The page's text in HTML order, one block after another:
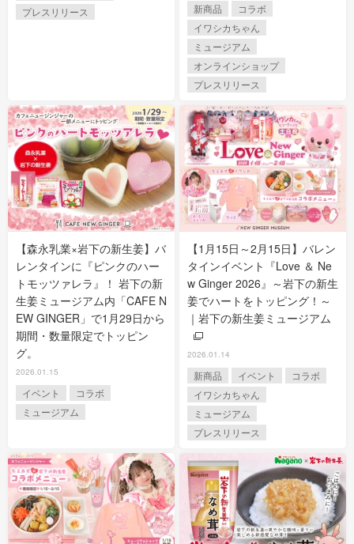
プレスリリース
新商品
コラボ
イワシカちゃん
ミュージアム
オンラインショップ
プレスリリース
【森永乳業×岩下の新生姜】バ
レンタインに『ピンクのハー
トモッツァレラ』！ 岩下の新
生姜ミュージアム内「CAFE N
EW GINGER」で1月29日から
期間・数量限定でトッピン
グ。
2026.01.15
イベント
コラボ
ミュージアム
【1月15日～2月15日】バレン
タインイベント『Love ＆ Ne
w Ginger 2026』～岩下の新生
姜でハートをトッピング！～
｜岩下の新生姜ミュージアム
2026.01.14
新商品 イベント
コラボ
イワシカちゃん
ミュージアム
プレスリリース